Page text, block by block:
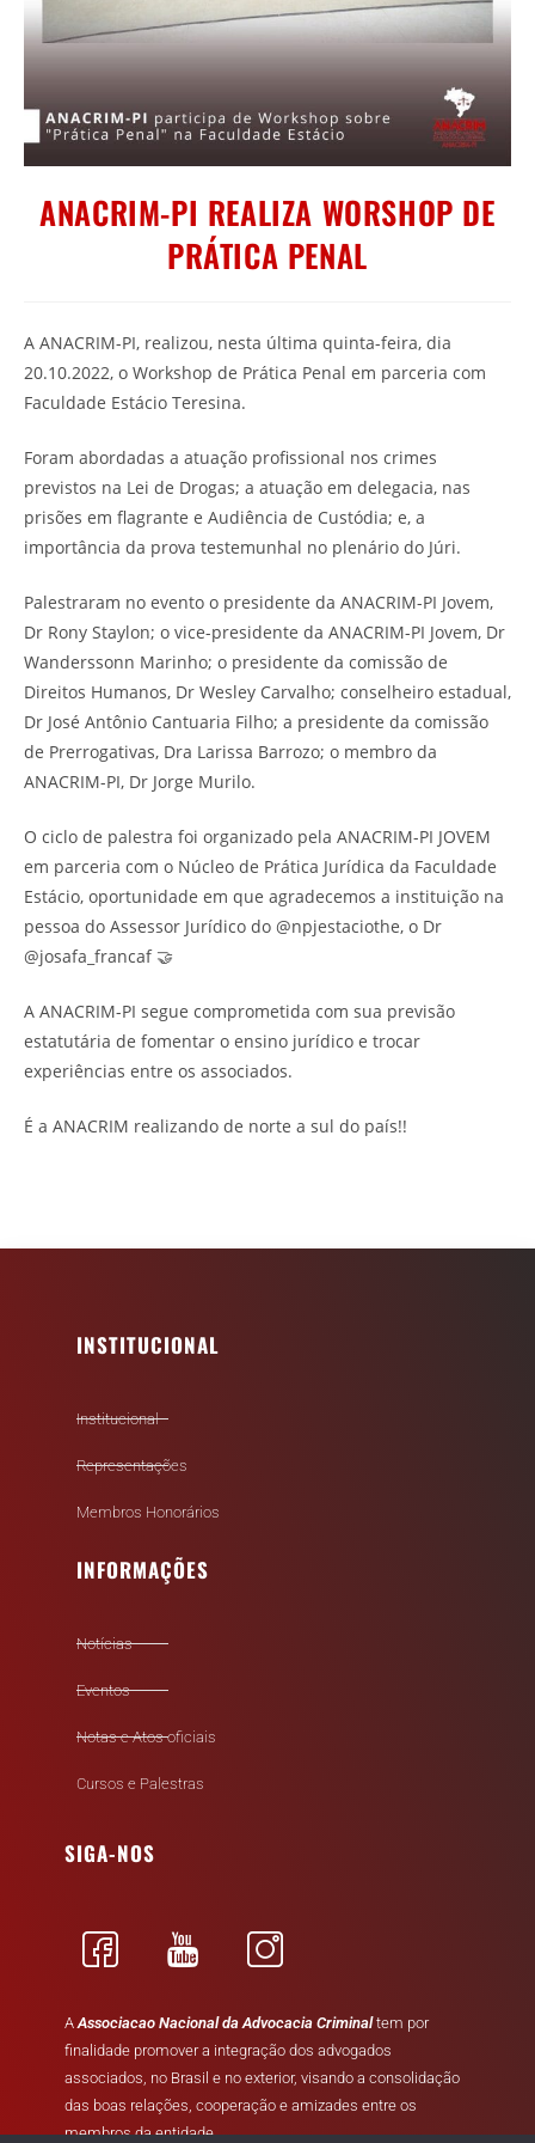
ANACRIM-PI REALIZA WORSHOP DE
PRÁTICA PENAL
A ANACRIM-PI, realizou, nesta última quinta-feira, dia
20.10.2022, o Workshop de Prática Penal em parceria com
Faculdade Estácio Teresina.
Foram abordadas a atuação profissional nos crimes
previstos na Lei de Drogas; a atuação em delegacia, nas
prisões em flagrante e Audiência de Custódia; e, a
importância da prova testemunhal no plenário do Júri.
Palestraram no evento o presidente da ANACRIM-PI Jovem,
Dr Rony Staylon; o vice-presidente da ANACRIM-PI Jovem, Dr
Wanderssonn Marinho; o presidente da comissão de
Direitos Humanos, Dr Wesley Carvalho; conselheiro estadual,
Dr José Antônio Cantuaria Filho; a presidente da comissão
de Prerrogativas, Dra Larissa Barrozo; o membro da
ANACRIM-PI, Dr Jorge Murilo.
O ciclo de palestra foi organizado pela ANACRIM-PI JOVEM
em parceria com o Núcleo de Prática Jurídica da Faculdade
Estácio, oportunidade em que agradecemos a instituição na
pessoa do Assessor Jurídico do @npjestaciothe, o Dr
@josafa_francaf 🤝
A ANACRIM-PI segue comprometida com sua previsão
estatutária de fomentar o ensino jurídico e trocar
experiências entre os associados.
É a ANACRIM realizando de norte a sul do país!!
INSTITUCIONAL
Institucional
Representações
Membros Honorários
INFORMAÇÕES
Notícias
Eventos
Notas e Atos oficiais
Cursos e Palestras
SIGA-NOS
AAssociacao Nacional da Advocacia Criminaltem por
finalidade promover a integração dos advogados
associados, no Brasil e no exterior, visando a consolidação
das boas relações, cooperação e amizades entre os
membros da entidade.